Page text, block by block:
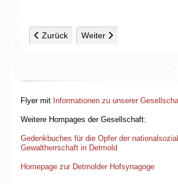
Flyer mit Informationen zu unserer
Weitere Hompages der Gesellschaft:
Gedenkbuches für die Opfer der
Gewaltherrschaft in Detmold
Homepage zur Detmolder Hofsynagoge
Vorheriger Beitrag: Karte 4: 1945
Zurück Nächster Beitrag: Karte 2:
Weiter